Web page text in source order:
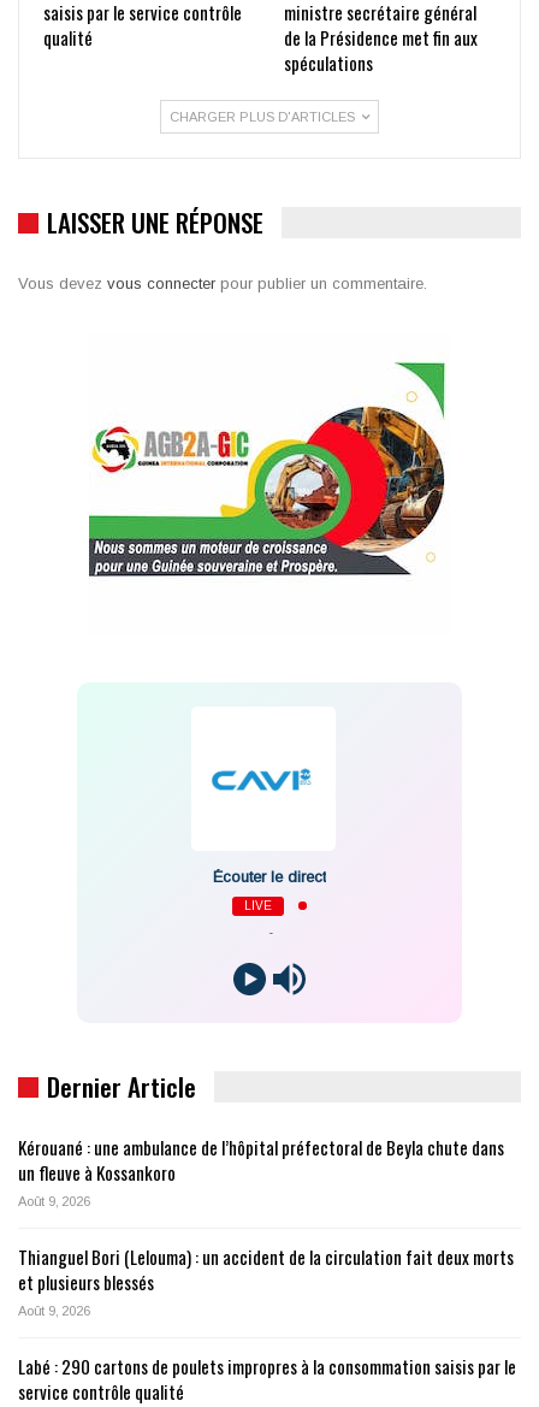
saisis par le service contrôle
qualité
ministre secrétaire général
de la Présidence met fin aux
spéculations
CHARGER PLUS D'ARTICLES
LAISSER UNE RÉPONSE
Vous devez vous connecter pour publier un commentaire.
Écouter le direct
LIVE
Dernier Article
Kérouané : une ambulance de l’hôpital préfectoral de Beyla chute dans
un fleuve à Kossankoro
Août 9, 2026
Thianguel Bori (Lelouma) : un accident de la circulation fait deux morts
et plusieurs blessés
Août 9, 2026
Labé : 290 cartons de poulets impropres à la consommation saisis par le
service contrôle qualité